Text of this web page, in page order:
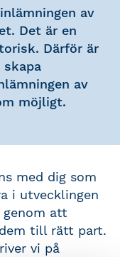
av
Det är en
Därför är
av
möjligt.
med dig som
i utvecklingen
genom att
till rätt part.
vi på